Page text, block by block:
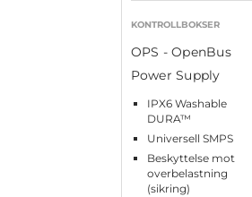
KONTROLLBOKSER
OPS - OpenBus
Power Supply
IPX6 Washable
DURA™
Universell SMPS
Beskyttelse mot
overbelastning
(sikring)